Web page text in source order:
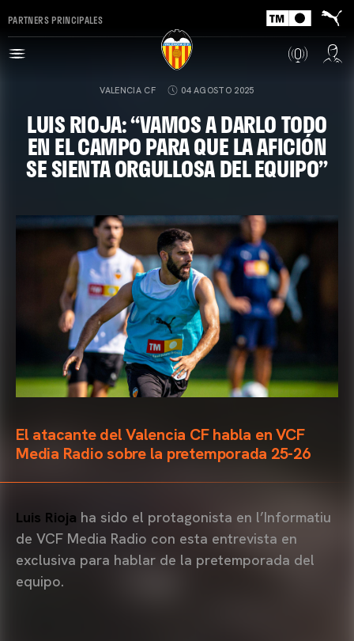
PARTNERS PRINCIPALES
VALENCIA CF 04 AGOSTO 2025
LUIS RIOJA: “VAMOS A DARLO TODO
EN EL CAMPO PARA QUE LA AFICIÓN
SE SIENTA ORGULLOSA DEL EQUIPO”
El atacante del Valencia CF habla en VCF
Media Radio sobre la pretemporada 25-26
Luis Rioja ha sido el protagonista en l’Informatiu
de VCF Media Radio con esta entrevista en
exclusiva para hablar de la pretemporada del
equipo.